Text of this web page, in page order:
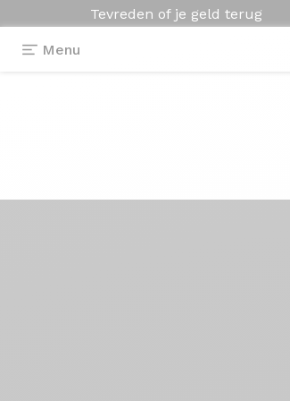
Tevreden of je geld terug
Menu